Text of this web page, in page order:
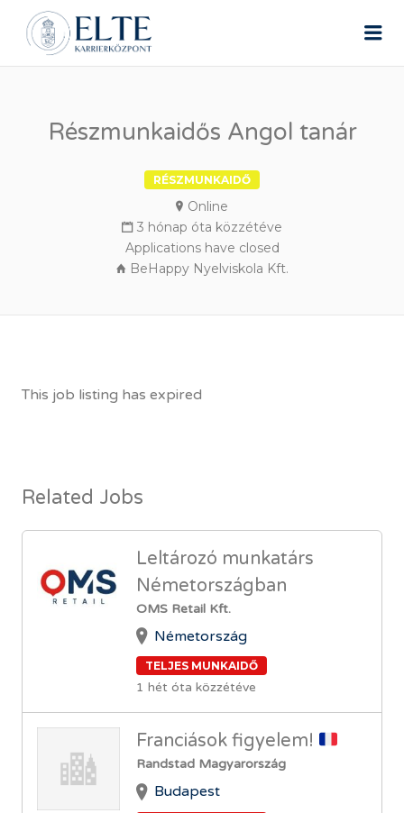
ELTE ÁLLÁSPORTÁL
Részmunkaidős Angol tanár
RÉSZMUNKAIDŐ
Online
3 hónap óta közzétéve
Applications have closed
BeHappy Nyelviskola Kft.
This job listing has expired
Related Jobs
Leltározó munkatárs
Németországban
OMS Retail Kft.
Németország
TELJES MUNKAIDŐ
1 hét óta közzétéve
Franciások figyelem!
Randstad Magyarország
Budapest